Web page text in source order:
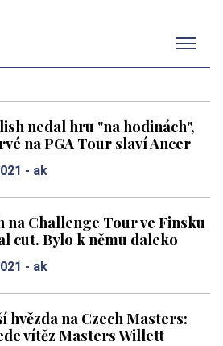
nedal hru "na hodinách",
na PGA Tour slaví Ancer
- ak
na Challenge Tour ve Finsku
cut. Bylo k němu daleko
- ak
hvězda na Czech Masters:
vítěz Masters Willett